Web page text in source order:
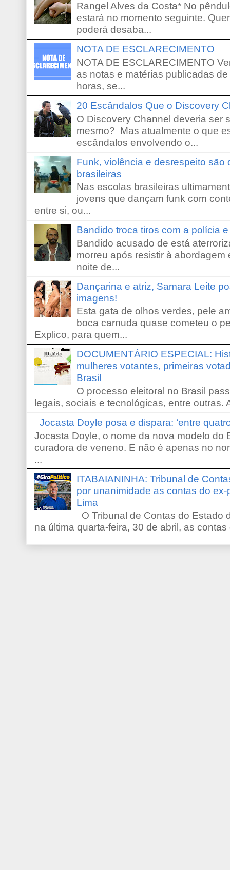
Rangel Alves da Costa* No
estará no momento seguinte.
poderá desaba...
NOTA DE ESCLARECIMENTO
NOTA DE ESCLARECIMENTO
as notas e matérias publicadas
horas, se...
20 Escândalos Que o Discovery
O Discovery Channel deveria ser
mesmo? Mas atualmente o que
escândalos envolvendo o...
Funk, violência e desrespeito são
brasileiras
Nas escolas brasileiras
jovens que dançam funk com
entre si, ou...
Bandido troca tiros com a polícia
Bandido acusado de está
morreu após resistir à
noite de...
Dançarina e atriz, Samara Leite
imagens!
Esta gata de olhos verdes, pele
boca carnuda quase cometeu o
Explico, para quem...
DOCUMENTÁRIO ESPECIAL:
mulheres votantes, primeiras
Brasil
O processo eleitoral no Brasil
legais, sociais e tecnológicas, entre outras.
Jocasta Doyle posa e dispara: ‘entre
Jocasta Doyle, o nome da nova modelo do
curadora de veneno. E não é apenas no
...
ITABAIANINHA: Tribunal de
por unanimidade as contas do
Lima
O Tribunal de Contas do Estado
na última quarta-feira, 30 de abril, as